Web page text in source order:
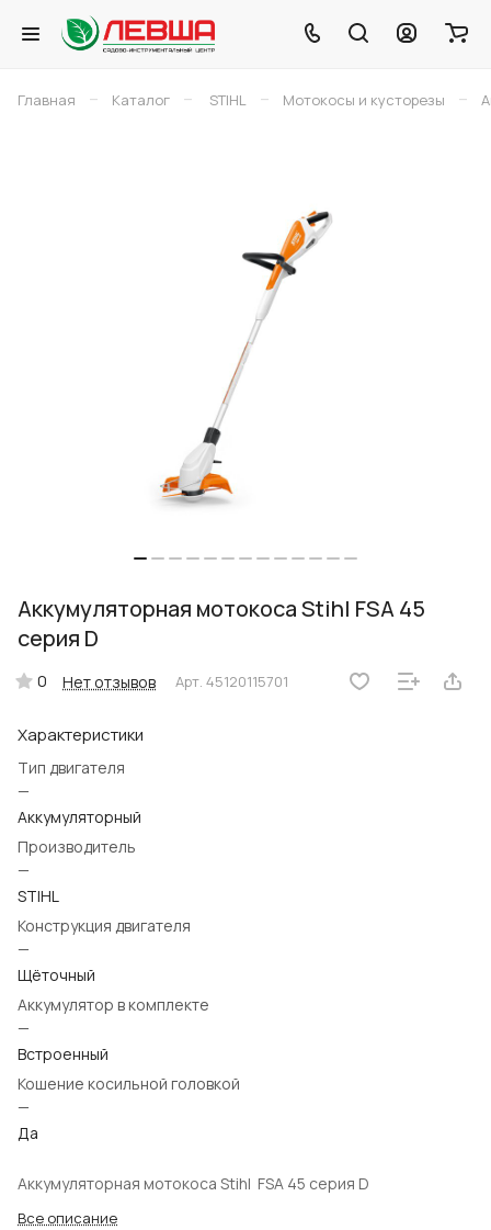
Главная – Каталог – STIHL – Мотокосы и кусторезы –
Аккумуляторная мотокоса Stihl FSA 45
серия D
0 Нет отзывов Арт. 45120115701
Характеристики
Тип двигателя
—
Аккумуляторный
Производитель
—
STIHL
Конструкция двигателя
—
Щёточный
Аккумулятор в комплекте
—
Встроенный
Кошение косильной головкой
—
Да
Аккумуляторная мотокоса Stihl FSA 45 серия D
Все описание